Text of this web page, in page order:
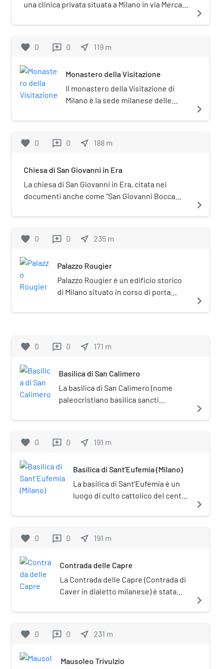
una clinica privata situata a Milano in via Mercalli
navigate_next
favorite 0 reviews 0 near_me 119 m
Monastero della Visitazione
Il monastero della Visitazione di
Milano è la sede milanese delle
della Visitazione di Santa Maria. È
navigate_next
favorite 0 reviews 0 near_me 188 m
Chiesa di San Giovanni in Era
La chiesa di San Giovanni in Era, citata nei
documenti anche come "San Giovanni Bocca
Santissima Trinità, era una chiesa di Milano.
chiesa di San Nazaro in Brolo, fu sconsacrata nel
1781.
navigate_next
favorite 0 reviews 0 near_me 235 m
Palazzo Rougier
Palazzo Rougier è un edificio storico
di Milano situato in corso di porta
navigate_next
favorite 0 reviews 0 near_me 171 m
Basilica di San Calimero
La basilica di San Calimero (nome
paleocristiano basilica sancti
del centro storico di Milano, situato
490, è una delle basiliche
modifiche nel XVII secolo ad opera di
Francesco Maria Richini venendo
completamente restaurata nel 1882,
attuale.
navigate_next
favorite 0 reviews 0 near_me 191 m
Basilica di Sant'Eufemia (Milano)
La basilica di Sant'Eufemia è un
luogo di culto cattolico del centro
nell'omonima piazza, lungo corso
navigate_next
favorite 0 reviews 0 near_me 191 m
Contrada delle Capre
La Contrada delle Capre (Contrada di
Caver in dialetto milanese) è stata
al sestiere di Porta Romana.
navigate_next
favorite 0 reviews 0 near_me 231 m
Mausoleo Trivulzio